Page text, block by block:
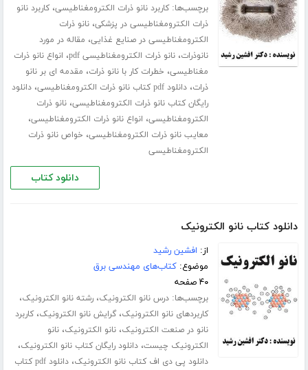
برچسب‌ها:کاربرد نانو ذرات الکترومغناطیسی،کاربرد نانو
ذرات الکترومغناطیسی در پزشکی،نانو ذرات
الکترومغناطیسی در صنایع غذایی، مقاله در مورد
نانوذرات،نانو ذرات الکترومغناطیسی pdf ، انواع نانو ذرات
مغناطیسی، خطرات کار با نانو ذرات، مقدمه ای بر نانو
ذرات،دانلود pdf کتاب نانو ذرات الکترومغناطیسی ،دانلود
رایگان کتاب نانو ذرات الکترومغناطیسی،نانو ذرات
الکترومغناطیسی، انواع نانو ذرات الکترومغناطیسی،
معایب نانو ذرات الکترومغناطیسی، خواص نانو ذرات
الکترومغناطیسی
دانلود کتاب
دانلود کتاب نانو الکترونیک
از: افشین رشید
موضوع:کتاب‌های مهندسی برق
۴۰ صفحه
برچسب‌ها:درس نانو الکترونیک،رشته نانو الکترونیک،
کاربردهای نانو الکترونیک،گرایش نانو الکترونیک،کاربرد
نانو در صنعت الکترونیک،نانو الکترونیک،نانو
الکترونیک چیست،دانلود رایگان کتاب نانو الکترونیک،
دانلود پی دی اف کتاب نانو الکترونیک، دانلود pdf کتاب